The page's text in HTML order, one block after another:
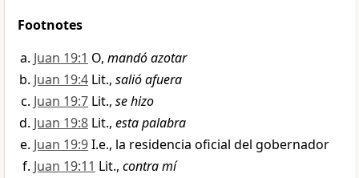
Footnotes
Juan 19:1 O, mandó azotar
Juan 19:4 Lit., salió afuera
Juan 19:7 Lit., se hizo
Juan 19:8 Lit., esta palabra
Juan 19:9I.e., la residencia oficial del gobernador
Juan 19:11 Lit., contra mí